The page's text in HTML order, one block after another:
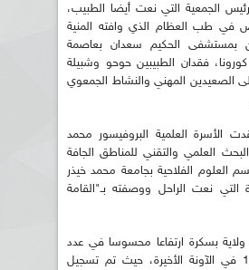
الجمعية التي نعت أيضا الطبيب،
في طب العظام الذي وافته المنية
بمستشفى الحكيم سعدان بعاصمة
كورونا، فقدان الطبيبين حوحو وشبيلة
على الصعيدين المهني والنشاط الجمعوي
الأسرة العلمية البروفيسور محمد
العلمي والتقني للمناطق الجافة
العلوم الفلاحية بجامعة محمد خيذر
التي نعت الراحل ووصفته بـ"القامة
ولاية بسكرة ارتفاعا محسوسا في عدد
الإصابات بكوفيد-19 في الآونة الأخيرة، حيث تم تسجيل